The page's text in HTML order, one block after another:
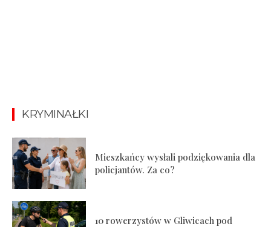
KRYMINAŁKI
Mieszkańcy wysłali podziękowania dla
policjantów. Za co?
10 rowerzystów w Gliwicach pod